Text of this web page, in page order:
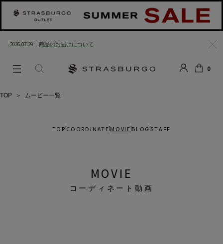
2026.07.29 商品のお届けについて
る
0
TOP ＞ ムービー一覧
TOP COORDINATE MOVIE BLOG STAFF
MOVIE
コーディネート動画